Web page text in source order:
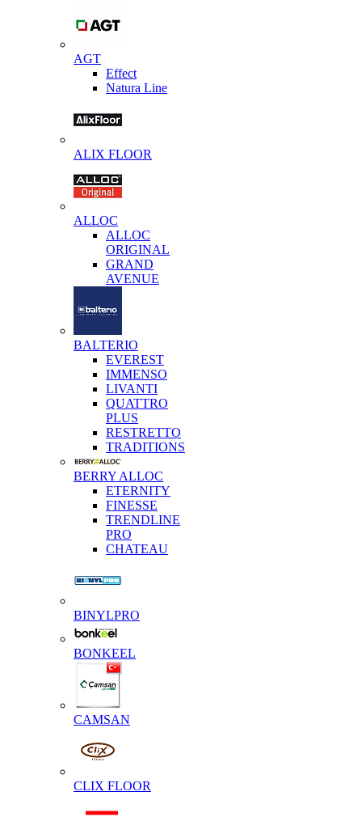
AGT
Effect
Natura Line
ALIX FLOOR
ALLOC
ALLOC
ORIGINAL
GRAND
AVENUE
BALTERIO
EVEREST
IMMENSO
LIVANTI
QUATTRO
PLUS
RESTRETTO
TRADITIONS
BERRY ALLOC
ETERNITY
FINESSE
TRENDLINE
PRO
CHATEAU
BINYLPRO
BONKEEL
CAMSAN
CLIX FLOOR